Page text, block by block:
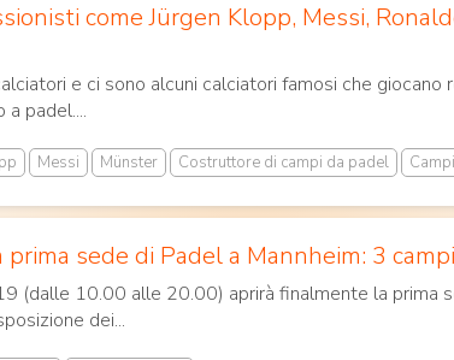
come Jürgen Klopp, Messi,
e ci sono alcuni calciatori famosi che giocano
padel....
Messi Münster Costruttore di campi da padel
sede di Padel a Mannheim: 3
(dalle 10.00 alle 20.00) aprirà finalmente la prima
dei...